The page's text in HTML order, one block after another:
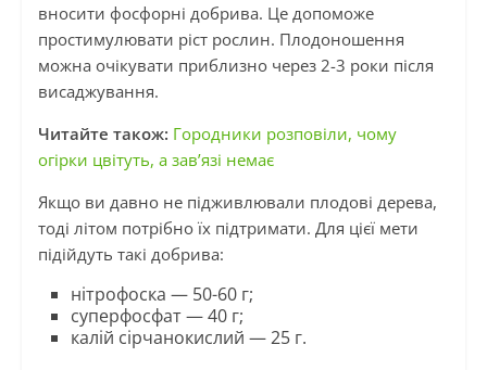
вносити фосфорні добрива. Це допоможе
простимулювати ріст рослин. Плодоношення
можна очікувати приблизно через 2-3 роки після
висаджування.
Читайте також: Городники розповіли, чому
огірки цвітуть, а зав’язі немає
Якщо ви давно не підживлювали плодові дерева,
тоді літом потрібно їх підтримати. Для цієї мети
підійдуть такі добрива:
нітрофоска — 50-60 г;
суперфосфат — 40 г;
калій сірчанокислий — 25 г.